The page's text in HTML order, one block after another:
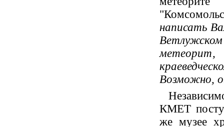
написать
метеорит,
Возможно,
КМЕТ
же музее